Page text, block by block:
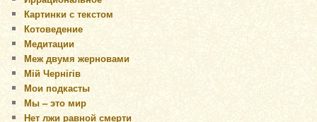
Картинки с текстом
Котоведение
Медитации
Меж двумя жерновами
Мій Чернігів
Мои подкасты
Мы – это мир
Нет лжи равной смерти